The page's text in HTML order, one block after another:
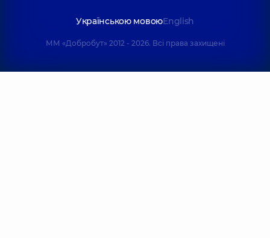
Українською мовоюEnglish
ММ «Добробут» 2012 - 2026. Всі права захищені